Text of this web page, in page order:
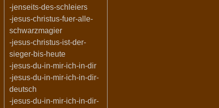
-jenseits-des-schleiers
-jesus-christus-fuer-alle-
schwarzmagier
-jesus-christus-ist-der-
sieger-bis-heute
-jesus-du-in-mir-ich-in-dir
-jesus-du-in-mir-ich-in-dir-
deutsch
-jesus-du-in-mir-ich-in-dir-